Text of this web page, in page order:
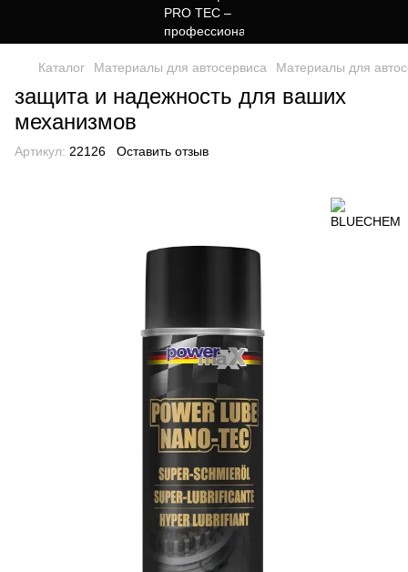
Каталог Материалы для автосервиса Материалы для
защита и надежность для ваших
механизмов
Артикул: 22126 Оставить отзыв